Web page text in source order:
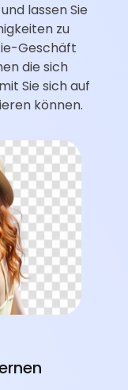
lassen Sie
zu
Geschäft
die sich
Sie sich auf
können.